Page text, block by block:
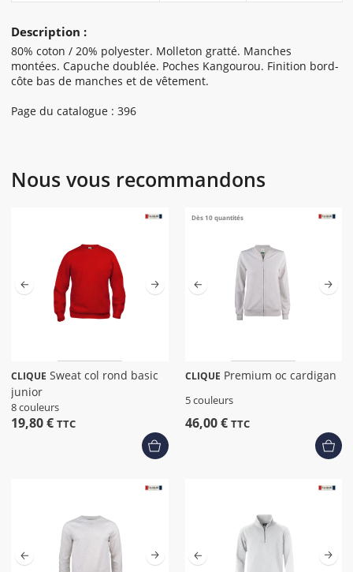
Description :
80% coton / 20% polyester. Molleton gratté. Manches
montées. Capuche doublée. Poches Kangourou. Finition bord-
côte bas de manches et de vêtement.
Page du catalogue : 396
Nous vous recommandons
CLIQUE
junior
8 couleurs
19,80 € TTC
Dès 10 quantités
CLIQUE Premium oc cardigan
5 couleurs
46,00 € TTC